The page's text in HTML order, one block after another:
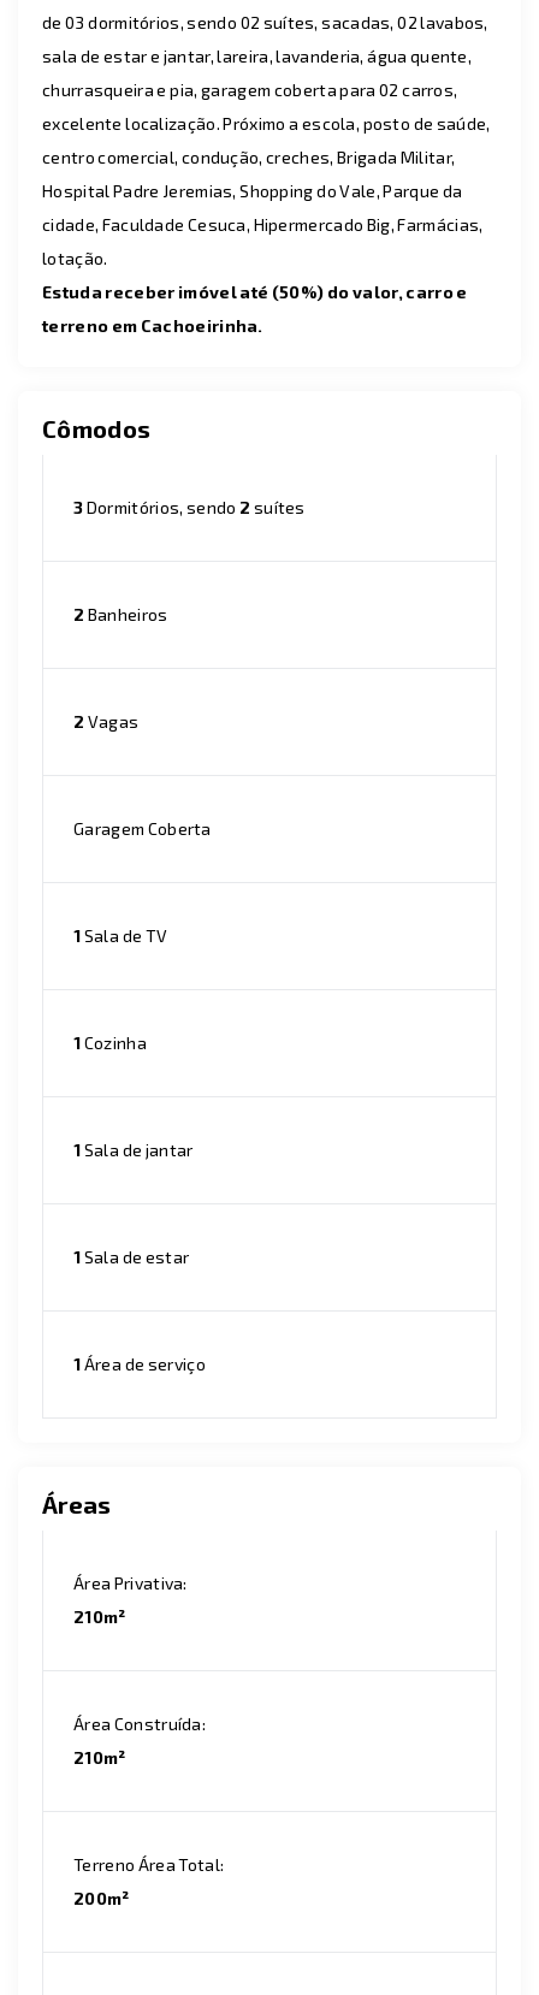
de 03 dormitórios, sendo 02 suítes, sacadas, 02 lavabos,
sala de estar e jantar, lareira, lavanderia, água quente,
churrasqueira e pia, garagem coberta para 02 carros,
excelente localização. Próximo a escola, posto de saúde,
centro comercial, condução, creches, Brigada Militar,
Hospital Padre Jeremias, Shopping do Vale, Parque da
cidade, Faculdade Cesuca, Hipermercado Big, Farmácias,
lotação.
Estuda receber imóvel até (50%) do valor, carro e
terreno em Cachoeirinha.
Cômodos
3Dormitórios, sendo 2 suítes
2 Banheiros
2 Vagas
Garagem Coberta
1Sala de TV
1Cozinha
1Sala de jantar
1Sala de estar
1Área de serviço
Áreas
Área Privativa:
210m²
Área Construída:
210m²
Terreno Área Total:
200m²